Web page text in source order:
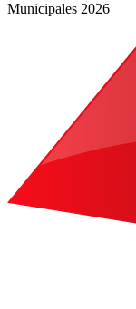
Municipales 2026